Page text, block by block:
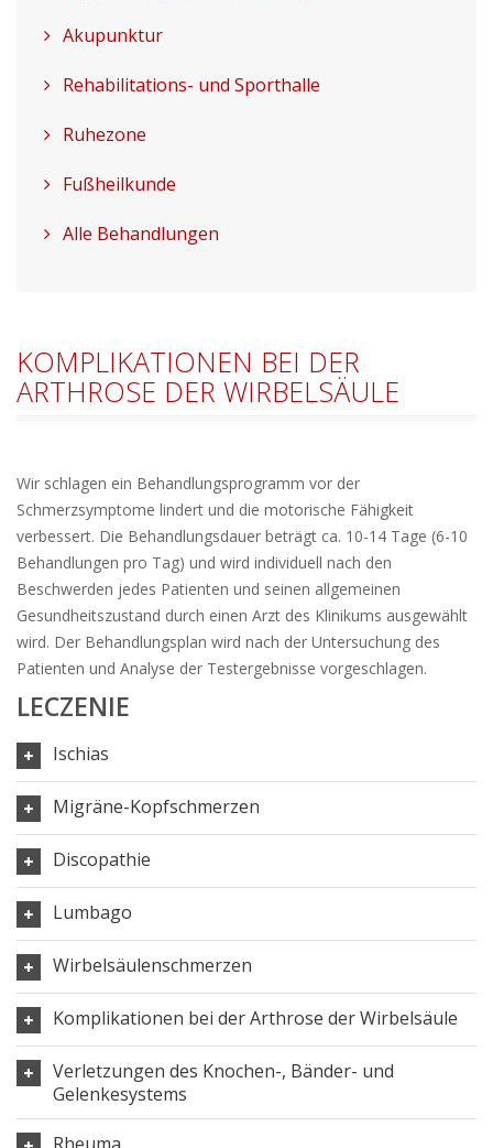
Akupunktur
Rehabilitations- und Sporthalle
Ruhezone
Fußheilkunde
Alle Behandlungen
KOMPLIKATIONEN BEI DER
ARTHROSE DER WIRBELSÄULE
Wir schlagen ein Behandlungsprogramm vor der
Schmerzsymptome lindert und die motorische Fähigkeit
verbessert. Die Behandlungsdauer beträgt ca. 10-14 Tage (6-10
Behandlungen pro Tag) und wird individuell nach den
Beschwerden jedes Patienten und seinen allgemeinen
Gesundheitszustand durch einen Arzt des Klinikums ausgewählt
wird. Der Behandlungsplan wird nach der Untersuchung des
Patienten und Analyse der Testergebnisse vorgeschlagen.
LECZENIE
Ischias
Migräne-Kopfschmerzen
Discopathie
Lumbago
Wirbelsäulenschmerzen
Komplikationen bei der Arthrose der Wirbelsäule
Verletzungen des Knochen-, Bänder- und
Gelenkesystems